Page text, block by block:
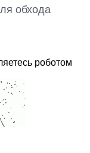
обхода
роботом